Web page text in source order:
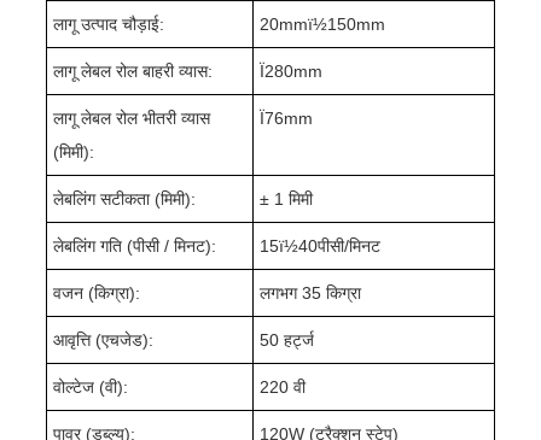
लागू उत्पाद चौड़ाई: 20mmï½150mm
लागू लेबल रोल बाहरी व्यास: Ï280mm
लागू लेबल रोल भीतरी व्यास
(मिमी):
Ï76mm
लेबलिंग सटीकता (मिमी): ± 1 मिमी
लेबलिंग गति (पीसी / मिनट): 15ï½40पीसी/मिनट
वजन (किग्रा): लगभग 35 किग्रा
आवृत्ति (एचजेड): 50 हर्ट्ज
वोल्टेज (वी): 220 वी
पावर (डब्ल्यू): 120W (ट्रैक्शन स्टेप)